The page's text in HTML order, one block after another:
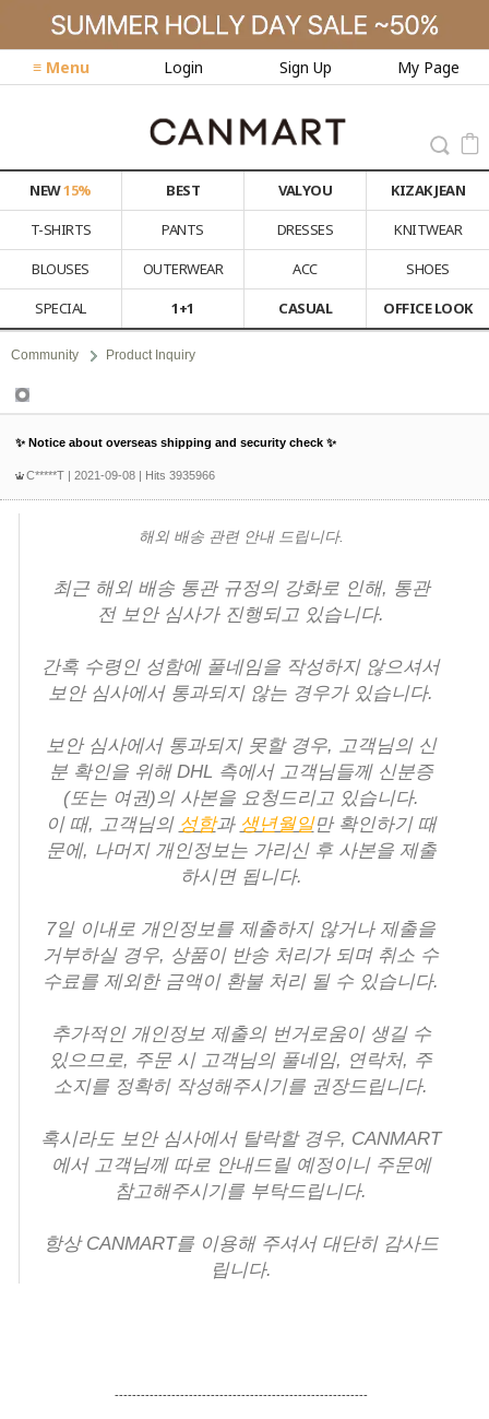
≡ Menu Login Sign Up My Page
NEW15% BEST VALYOU
KIZAK JEAN
T-SHIRTS
PANTS DRESSES
KNITWEAR
BLOUSES
OUTERWEAR ACC
SHOES
SPECIAL
1+1 CASUAL OFFICE LOOK
Community Product Inquiry
✨ Notice about overseas shipping and security check ✨
C*****T | 2021-09-08 | Hits 3935966
해외 배송 관련 안내 드립니다.
최근 해외 배송 통관 규정의 강화로 인해, 통관
전 보안 심사가 진행되고 있습니다.
간혹 수령인 성함에 풀네임을 작성하지 않으셔서
보안 심사에서 통과되지 않는 경우가 있습니다.
보안 심사에서 통과되지 못할 경우, 고객님의 신
분 확인을 위해 DHL 측에서 고객님들께 신분증
(또는 여권)의 사본을 요청드리고 있습니다.
이 때, 고객님의 성함과 생년월일만 확인하기 때
문에, 나머지 개인정보는 가리신 후 사본을 제출
하시면 됩니다.
7일 이내로 개인정보를 제출하지 않거나 제출을
거부하실 경우, 상품이 반송 처리가 되며 취소 수
수료를 제외한 금액이 환불 처리 될 수 있습니다.
추가적인 개인정보 제출의 번거로움이 생길 수
있으므로, 주문 시 고객님의 풀네임, 연락처, 주
소지를 정확히 작성해주시기를 권장드립니다.
혹시라도 보안 심사에서 탈락할 경우, CANMART
에서 고객님께 따로 안내드릴 예정이니 주문에
참고해주시기를 부탁드립니다.
항상 CANMART를 이용해 주셔서 대단히 감사드
립니다.
----------------------------------------------------------